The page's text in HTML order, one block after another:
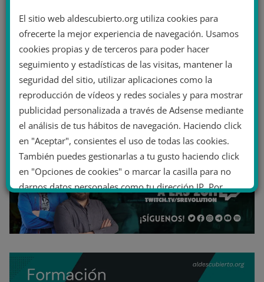
El sitio web aldescubierto.org utiliza cookies para
ofrecerte la mejor experiencia de navegación. Usamos
cookies propias y de terceros para poder hacer
seguimiento y estadísticas de las visitas, mantener la
seguridad del sitio, utilizar aplicaciones como la
reproducción de vídeos y redes sociales y para mostrar
publicidad personalizada a través de Adsense mediante
el análisis de tus hábitos de navegación. Haciendo click
en "Aceptar", consientes el uso de todas las cookies.
También puedes gestionarlas a tu gusto haciendo click
en "Opciones de cookies" o marcar la casilla para no
darnos datos personales como tu dirección IP. Por
último, puedes leer nuestra Política de cookies.
.
Opciones de cookies Aceptar cookies